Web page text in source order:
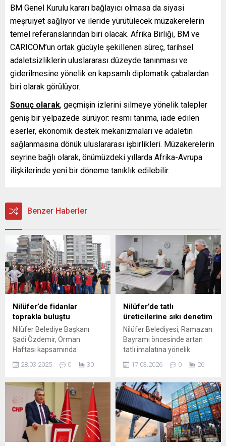
BM Genel Kurulu kararı bağlayıcı olmasa da siyasi
meşruiyet sağlıyor ve ileride yürütülecek müzakerelerin
temel referanslarından biri olacak. Afrika Birliği, BM ve
CARICOM’un ortak gücüyle şekillenen süreç, tarihsel
adaletsizliklerin uluslararası düzeyde tanınması ve
giderilmesine yönelik en kapsamlı diplomatik çabalardan
biri olarak görülüyor.
Sonuç olarak, geçmişin izlerini silmeye yönelik talepler
geniş bir yelpazede sürüyor: resmi tanıma, iade edilen
eserler, ekonomik destek mekanizmaları ve adaletin
sağlanmasına dönük uluslararası işbirlikleri. Müzakerelerin
seyrine bağlı olarak, önümüzdeki yıllarda Afrika-Avrupa
ilişkilerinde yeni bir döneme tanıklık edilebilir.
Benzer Haberler
Nilüfer’de fidanlar
toprakla buluştu
Nilüfer Belediye Başkanı
Şadi Özdemir, Orman
Haftası kapsamında
çocuklarla birlikte Kızılcıklı
Mahallesi’nde fidan dikti. 9
düzenlenen etkinlikte, 4 bin
400 metrekarelik alan
ağaçlandırıldı. Nilüfer
Belediyesi, Kızılcıklı
Mahallesi Yörekent Sokak’ta
4 bin 400 metrekarelik alanı
28.03.2025 0 30
Nilüfer’de tatlı
üreticilerine sıkı denetim
Nilüfer Belediyesi, Ramazan
Bayramı öncesinde artan
tatlı imalatına yönelik
denetimlerini sıkılaştırdı.
Vatandaşın sofrasına
hedefleyen ekipler,
imalathanelerin hijyenini,
üretim süreçlerini ve
uygunluklarını kontrol etti.
Nilüfer Belediyesi, halkın
sağlıklı gıdaya erişimi
17.03.2026 0 26